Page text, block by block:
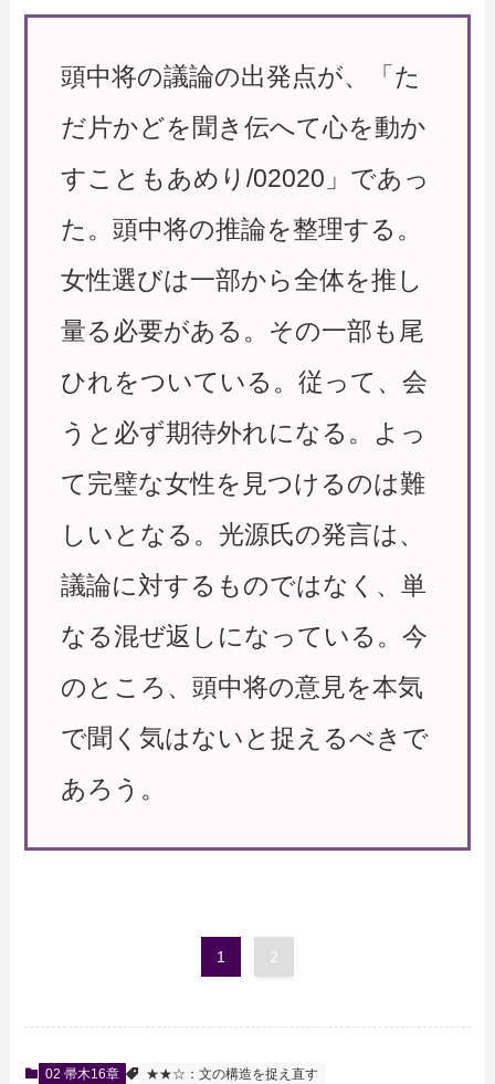
頭中将の議論の出発点が、「た
だ片かどを聞き伝へて心を動か
すこともあめり/02020」であっ
た。頭中将の推論を整理する。
女性選びは一部から全体を推し
量る必要がある。その一部も尾
ひれをついている。従って、会
うと必ず期待外れになる。よっ
て完璧な女性を見つけるのは難
しいとなる。光源氏の発言は、
議論に対するものではなく、単
なる混ぜ返しになっている。今
のところ、頭中将の意見を本気
で聞く気はないと捉えるべきで
あろう。
1 2
02 帚木16章 ★★☆：文の構造を捉え直す